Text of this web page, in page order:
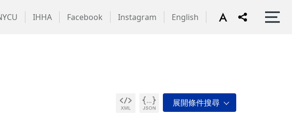
IHHA Facebook Instagram English